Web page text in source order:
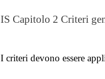
IS Capitolo 2 Criteri
I criteri devono essere